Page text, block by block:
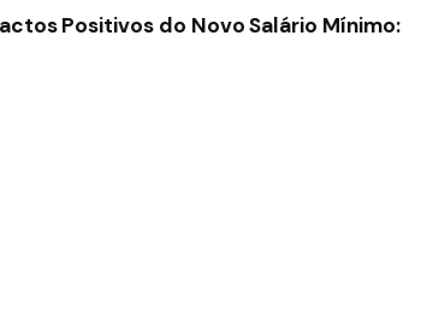
Positivos do Novo Salário Mínimo: